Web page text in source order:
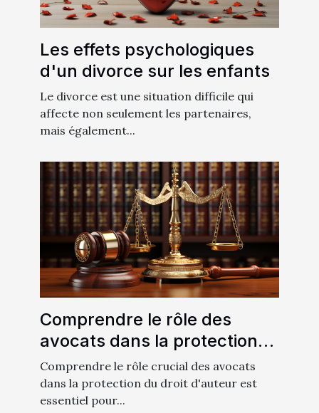
Les effets psychologiques
d'un divorce sur les enfants
Le divorce est une situation difficile qui
affecte non seulement les partenaires,
mais également...
Comprendre le rôle des
avocats dans la protection
du droit d'auteur
Comprendre le rôle crucial des avocats
dans la protection du droit d'auteur est
essentiel pour...